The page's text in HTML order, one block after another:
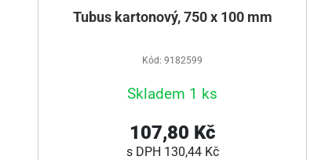
Tubus kartonový, 750 x 100 mm
Kód: 9182599
Skladem 1 ks
107,80 Kč
s DPH 130,44 Kč